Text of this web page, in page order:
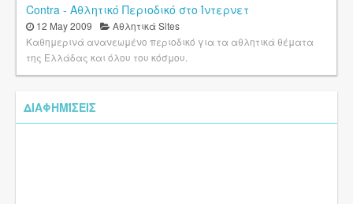
Contra - Αθλητικό Περιοδικό στο Ίντερνετ
12 May 2009
Αθλητικά Sites
Καθημερινά ανανεωμένο περιοδικό για τα αθλητικά θέματα
της Ελλάδας και όλου του κόσμου.
ΔΙΑΦΗΜΊΣΕΙΣ